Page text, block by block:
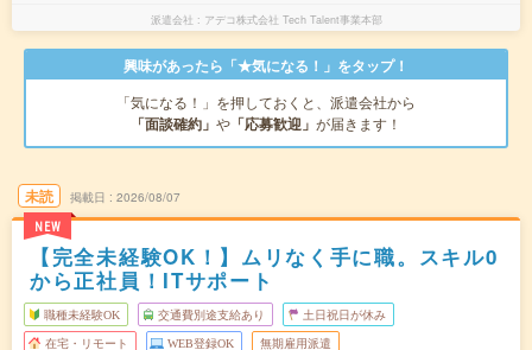
派遣会社 アデコ株式会社 Tech Talent事業本部
興味があったら「★気になる！」をタップ！
「気になる！」を押しておくと、派遣会社から
「面談確約」 や 「応募歓迎」 が届きます！
未読
NEW
掲載日 2026/08/07
【完全未経験OK！】ムリなく手に職。スキル0
から正社員！ITサポート
職種未経験OK 交通費別途支給あり 土日祝日が休み
在宅・リモート WEB登録OK 無期雇用派遣